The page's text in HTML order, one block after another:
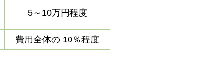
5～10万円程度
費用全体の 10％程度